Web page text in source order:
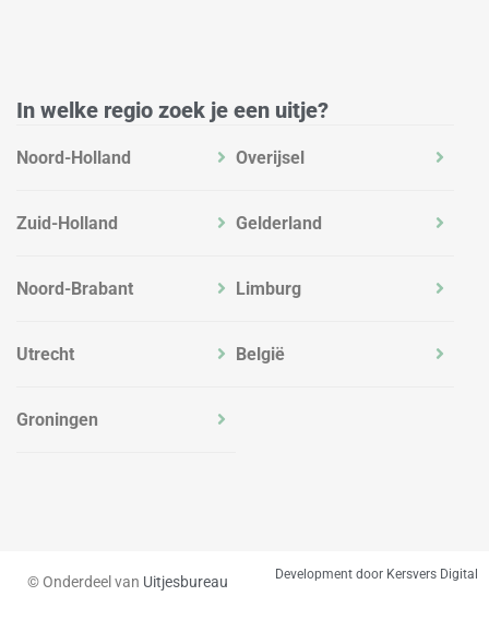
In welke regio zoek je een uitje?
Noord-Holland
Zuid-Holland
Noord-Brabant
Utrecht
Groningen
Overijsel
Gelderland
Limburg
België
© Onderdeel van Uitjesbureau Development door Kersvers Digital